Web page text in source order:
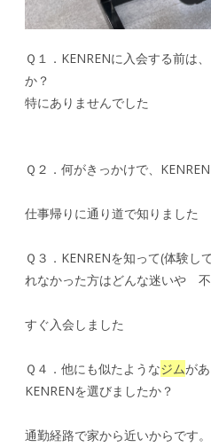
Ｑ１．KENRENに入会する前は
か？
特にありませんでした
Ｑ２．何がきっかけで、
仕事帰りに通り道で知りました
Ｑ３．KENRENを知って(体験し
れなかった方はどんな迷いや
すぐ入会しました
Ｑ４．他にも似たようなジムが
KENRENを選びましたか？
通勤経路で家から近いからです。